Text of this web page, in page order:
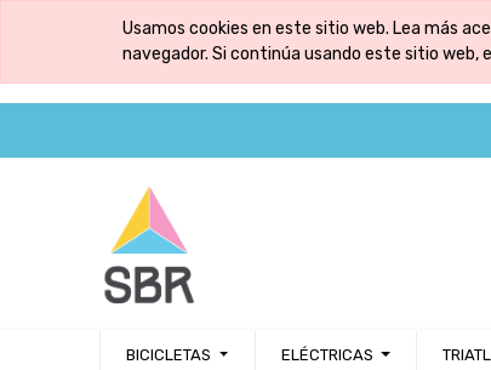
Usamos cookies en este sitio web. Lea más
navegador. Si continúa usando este sitio web,
BICICLETAS ELÉCTRICAS